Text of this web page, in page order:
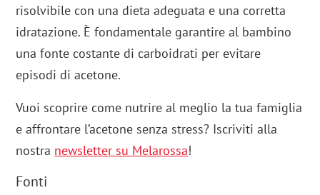
risolvibile con una dieta adeguata e una corretta
idratazione. È fondamentale garantire al bambino
una fonte costante di carboidrati per evitare
episodi di acetone.
Vuoi scoprire come nutrire al meglio la tua famiglia
e affrontare l’acetone senza stress? Iscriviti alla
nostra newsletter su Melarossa!
Fonti